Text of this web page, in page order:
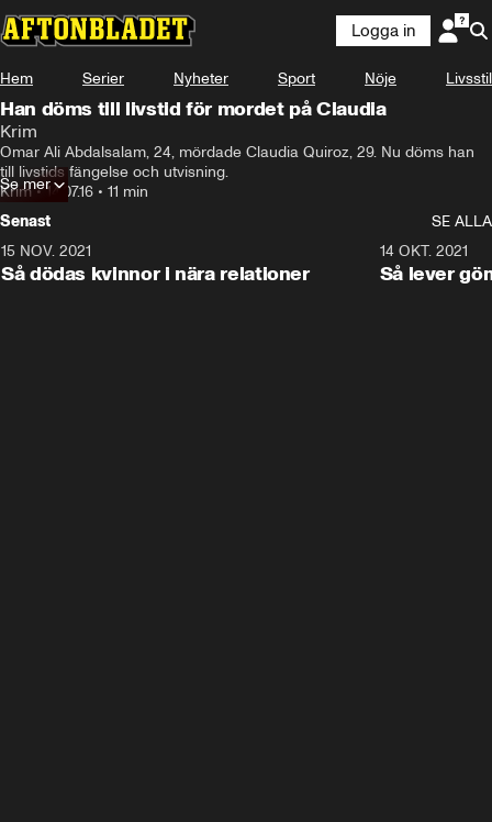
Logga in
Hem Serier Nyheter Sport Nöje Livsstil
Han döms till livstid för mordet på Claudia
Krim
Omar Ali Abdalsalam, 24, mördade Claudia Quiroz, 29. Nu döms han
till livstids fängelse och utvisning.
Krim•14.07.16 • 11 min
Se mer
Senast
SE ALLA
15 NOV. 2021
Så dödas kvinnor i nära relationer
14 OKT. 2021
Så lever